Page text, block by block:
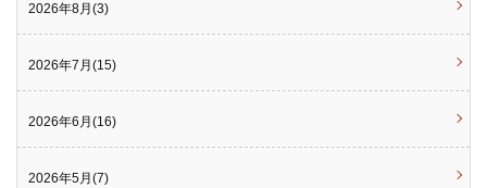
2026年8月(3)
2026年7月(15)
2026年6月(16)
2026年5月(7)